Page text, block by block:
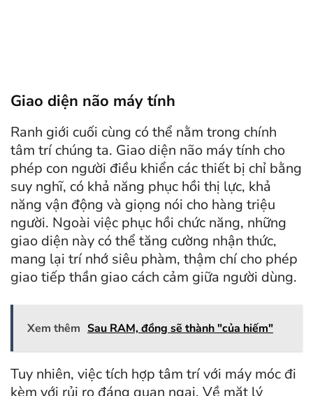
Giao diện não máy tính
Ranh giới cuối cùng có thể nằm trong chính
tâm trí chúng ta. Giao diện não máy tính cho
phép con người điều khiển các thiết bị chỉ bằng
suy nghĩ, có khả năng phục hồi thị lực, khả
năng vận động và giọng nói cho hàng triệu
người. Ngoài việc phục hồi chức năng, những
giao diện này có thể tăng cường nhận thức,
mang lại trí nhớ siêu phàm, thậm chí cho phép
giao tiếp thần giao cách cảm giữa người dùng.
Xem thêm Sau RAM, đồng sẽ thành "của hiếm"
Tuy nhiên, việc tích hợp tâm trí với máy móc đi